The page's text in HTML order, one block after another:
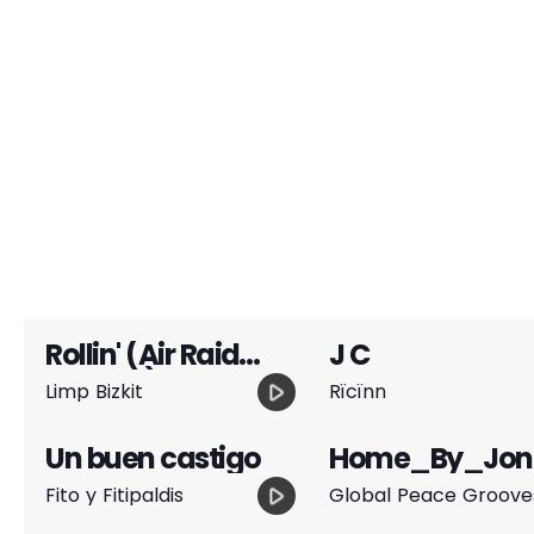
Rollin' (Air Raid
Vehicle)
Limp Bizkit play_arrow
J C
Rïcïnn
Un buen castigo
Fito y Fitipaldis play_arrow han_Morning
Global Peace